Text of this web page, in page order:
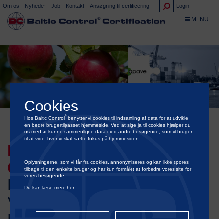
BALTIC CONTROL
CERTIFICATIONER ÉN AF
LANDETS FØRENDE
VIRKSOMHEDER INDEN
Om os Nyheder Job Kontakt Ansøgning til certificering Login
TOGGLE
MENU
Cookies
Hos Baltic Control® benytter vi cookies til indsamling af data for at udvikle
en bedre brugertilpasset hjemmeside. Ved at sige ja til cookies hjælper du
os med at kunne sammenligne data med andre besøgende, som vi bruger
til at vide, hvor vi skal sætte fokus på hjemmesiden.
Oplysningerne, som vi får fra cookies, annonymiseres og kan ikke spores
tilbage til den enkelte bruger og har kun formålet at forbedre vores site for
vores besøgende.
Du kan læse mere her